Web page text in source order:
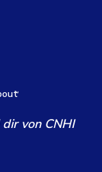
von CNHI